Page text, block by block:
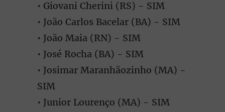
• Giovani Cherini (RS) - SIM
• João Carlos Bacelar (BA) - SIM
• João Maia (RN) - SIM
• José Rocha (BA) - SIM
• Josimar Maranhãozinho (MA) -
SIM
• Junior Lourenço (MA) - SIM